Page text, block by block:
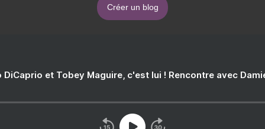
Créer un blog
DiCaprio et Tobey Maguire, c'est lui ! Rencontre avec